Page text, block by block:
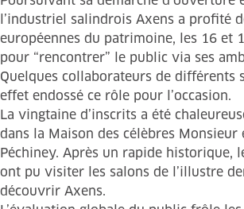
l’industriel salindrois Axens a profité
européennes du patrimoine, les 16 et
pour “rencontrer” le public via ses
Quelques collaborateurs de différents
effet endossé ce rôle pour l’occasion.
La vingtaine d’inscrits a été
dans la Maison des célèbres Monsieur
Péchiney. Après un rapide historique,
ont pu visiter les salons de l’illustre
découvrir Axens.